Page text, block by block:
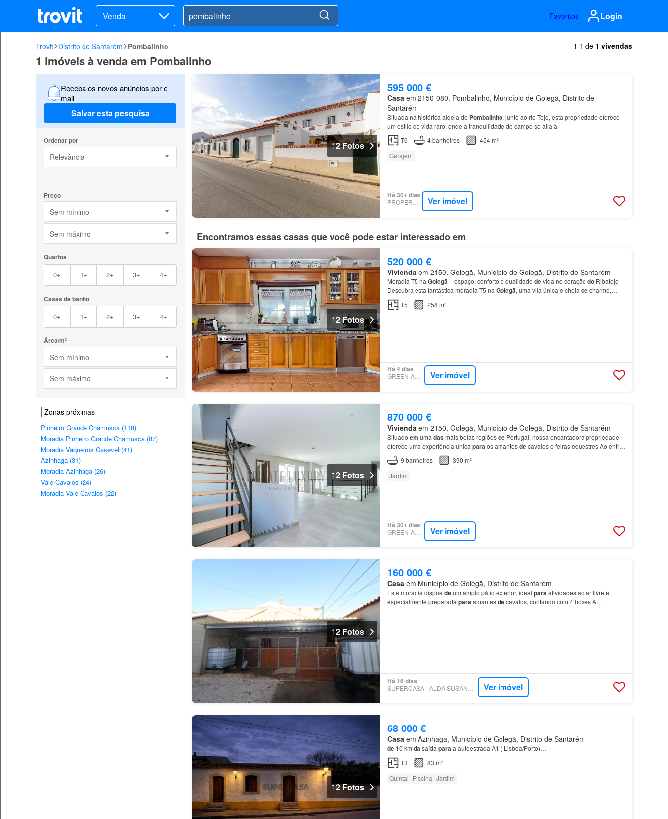
Venda Favoritos Login
Trovit Distrito de Santarém Pombalinho 1-1 de 1 vivendas
1 imóveis à venda em Pombalinho
Receba os novos anúncios por e-
mail
Salvar esta pesquisa
Ordenar por
Relevância
Preço
Sem mínimo
Sem máximo
Quartos
0+ 1+ 2+ 3+ 4+
Casas de banho
0+ 1+ 2+ 3+ 4+
Área/m²
Sem mínimo
Sem máximo
Zonas próximas
Pinheiro Grande Chamusca (118)
Moradia Pinheiro Grande Chamusca (87)
Moradia Vaqueiros Casevel (41)
Azinhaga (31)
Moradia Azinhaga (26)
Vale Cavalos (24)
Moradia Vale Cavalos (22)
12 Fotos
595 000 €
Casaem 2150-080, Pombalinho, Município de Golegã, Distrito de
Santarém
Situada na histórica aldeia de Pombalinho, junto ao rio Tejo, esta propriedade oferece
um estilo de vida raro, onde a tranquilidade do campo se alia à
T6
4banheiros
454 m²
Garajem
Há 30+ dias
PROPERSTAR Ver imóvel
Encontramos essas casas que você pode estar interessado em
12 Fotos
520 000 €
Vivienda em 2150, Golegã, Município de Golegã, Distrito de Santarém
Moradia T5 na Golegã– espaço, conforto e qualidade devida no coração doRibatejo
Descubra esta fantástica moradia T5 na Golegã, uma vila única e cheia decharme,
conhecida pela sua tradição, tranquilidade e excelente qualid…
T5 258 m²
Há 4 dias
GREEN-ACRES Ver imóvel
12 Fotos
870 000 €
Vivienda em 2150, Golegã, Município de Golegã, Distrito de Santarém
Situado em uma das mais belas regiõesdePortugal, nossa encantadora propriedade
oferece uma experiência única paraos amantesdecavalos e feiras equestres Ao entrar
no nosso hotel, você será recebido
9 banheiros
390 m²
Jardim
Há 30+ dias
GREEN-ACRES Ver imóvel
12 Fotos
160 000 €
Casa em Município de Golegã, Distrito de Santarém
Esta moradia dispõe deum amplo pátio exterior, ideal paraatividades ao ar livre e
especialmente preparada paraamantesdecavalos, contando com 4 boxes A
Há 16 dias
Ver imóvel
12 Fotos
68 000 €
Casaem Azinhaga, Município de Golegã, Distrito de Santarém
de10 km dasaída paraa autoestrada A1 ( Lisboa/Porto)…
T3
83 m²
Quintal Piscina Jardim